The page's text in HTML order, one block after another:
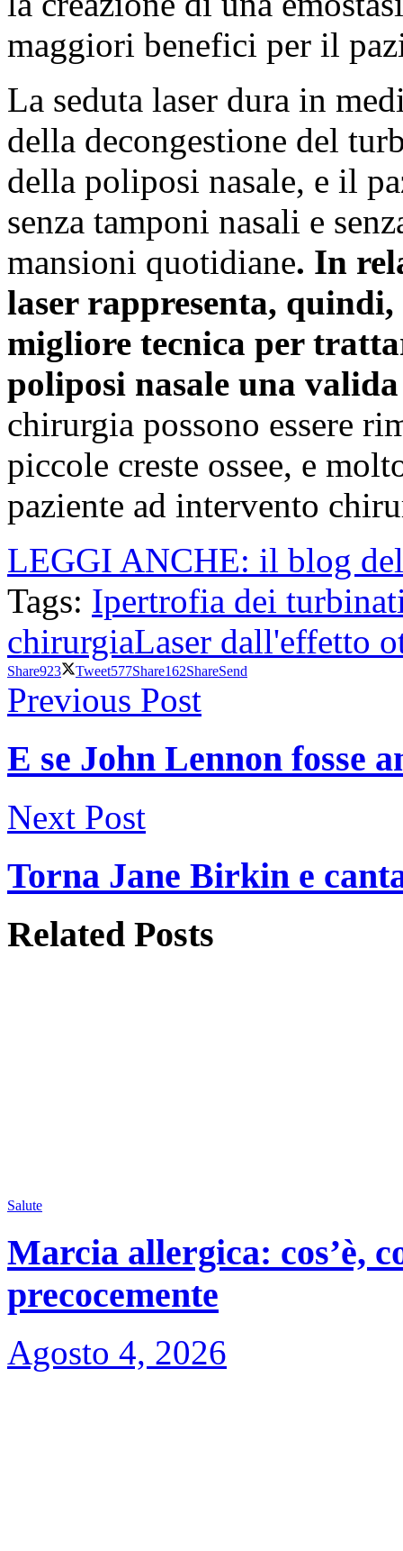
maggiori benefici per il
La seduta laser dura in
della decongestione del
della poliposi nasale, e il
senza tamponi nasali e
mansioni quotidiane. In
laser rappresenta,
migliore tecnica per
poliposi nasale una
chirurgia possono essere
piccole creste ossee, e
paziente ad intervento
LEGGI ANCHE: il blog
Tags: Ipertrofia dei
chirurgiaLaser dall'effetto
Share923 Tweet577Share162ShareSend
Previous Post
E se John Lennon fosse
Next Post
Torna Jane Birkin e
Related Posts
Salute
Marcia allergica: cos’è,
precocemente
Agosto 4, 2026